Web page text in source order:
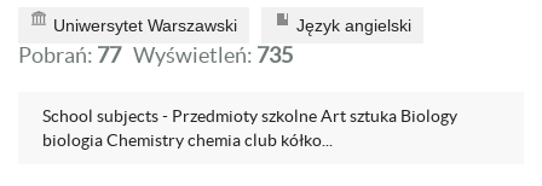
Uniwersytet Warszawski Język angielski
Pobrań: 77 Wyświetleń: 735
School subjects - Przedmioty szkolne Art sztuka Biology
biologia Chemistry chemia club kółko...